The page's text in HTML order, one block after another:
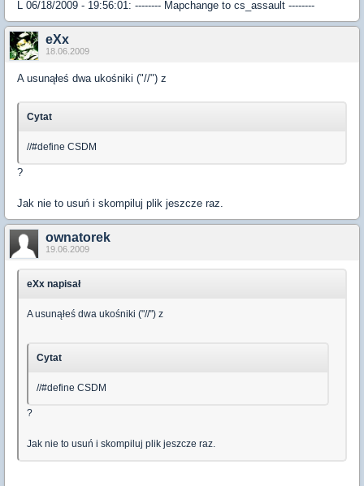
L 06/18/2009 - 19:56:01: -------- Mapchange to cs_assault --------
eXx
18.06.2009
A usunąłeś dwa ukośniki ("//") z
Cytat
//#define CSDM
?
Jak nie to usuń i skompiluj plik jeszcze raz.
ownatorek
19.06.2009
eXx napisał
A usunąłeś dwa ukośniki ("//") z
Cytat
//#define CSDM
?
Jak nie to usuń i skompiluj plik jeszcze raz.